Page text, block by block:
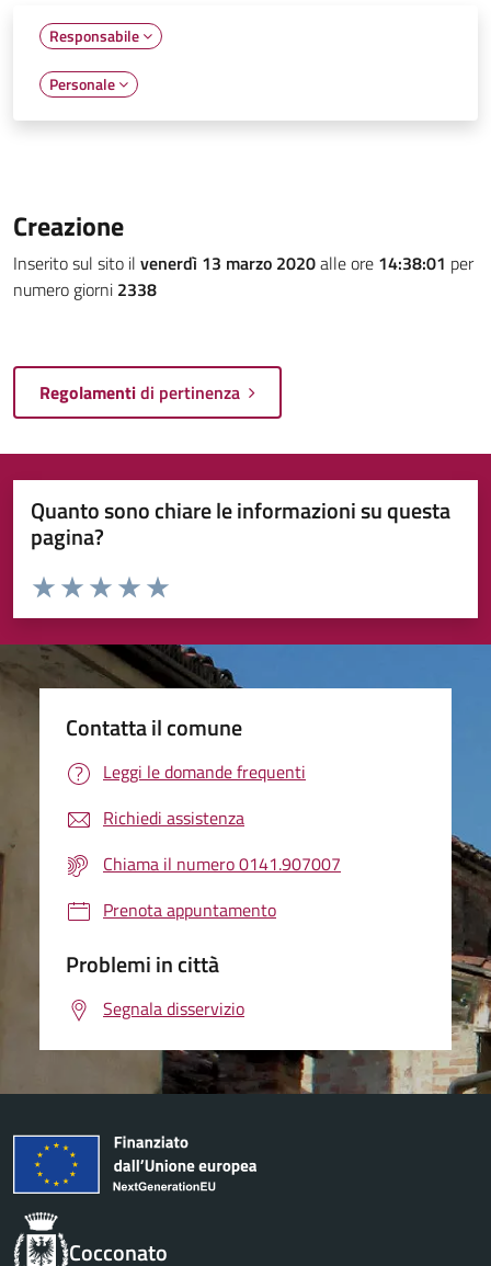
Responsabile
Personale
Creazione
Inserito sul sito il venerdì 13 marzo 2020alle ore 14:38:01 per
numero giorni 2338
Regolamentidi pertinenza
Quanto sono chiare le informazioni su questa
pagina?
Valuta da 1 a 5 stelle la pagina
Valuta 5 stelle su 5
Valuta 4 stelle su 5
Valuta 3 stelle su 5
Valuta 2 stelle su 5
Valuta 1 stelle su 5
Contatta il comune
Leggi le domande frequenti
Richiedi assistenza
Chiama il numero 0141.907007
Prenota appuntamento
Problemi in città
Segnala disservizio
Cocconato